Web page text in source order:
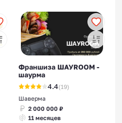
Франшиза ШАУROOM -
шаурма
4.4(19)
Шаверма
2 000 000 ₽
11 месяцев